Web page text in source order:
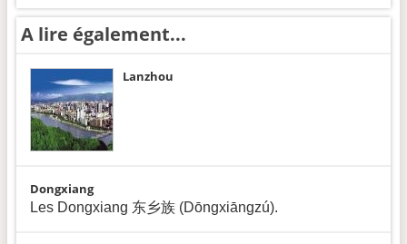
A lire également...
Lanzhou
Dongxiang
Les Dongxiang 东乡族 (Dōngxiāngzú).